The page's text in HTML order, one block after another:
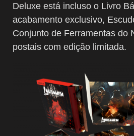
Deluxe está incluso o Livro
acabamento exclusivo,
Conjunto de Ferramentas do
postais com edição limitada.